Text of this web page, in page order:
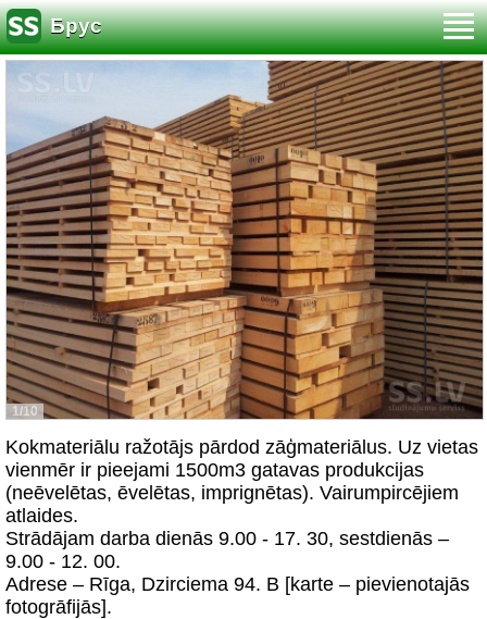
Брус
1/10
Kokmateriālu ražotājs pārdod zāģmateriālus. Uz vietas
vienmēr ir pieejami 1500m3 gatavas produkcijas
(neēvelētas, ēvelētas, imprignētas). Vairumpircējiem
atlaides.
Strādājam darba dienās 9.00 - 17. 30, sestdienās –
9.00 - 12. 00.
Adrese – Rīga, Dzirciema 94. B [karte – pievienotajās
fotogrāfijās].